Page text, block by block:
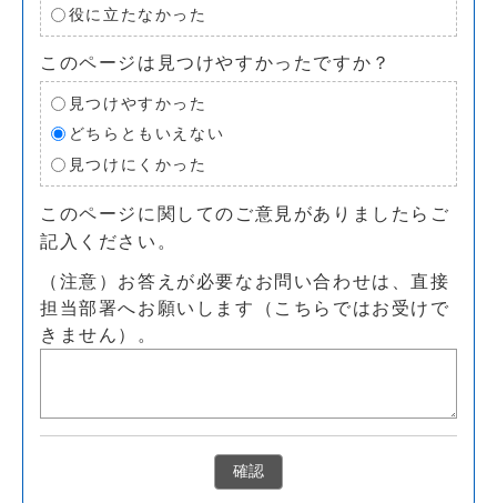
役に立たなかった
このページは見つけやすかったですか？
見つけやすかった
どちらともいえない
見つけにくかった
このページに関してのご意見がありましたらご
記入ください。
（注意）お答えが必要なお問い合わせは、直接
担当部署へお願いします（こちらではお受けで
きません）。
確認